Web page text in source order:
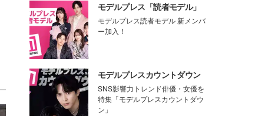
モデルプレス「読者モデル」
モデルプレス読者モデル 新メンバ
ー加入！
モデルプレスカウントダウン
SNS影響力トレンド俳優・女優を
特集「モデルプレスカウントダウ
ン」